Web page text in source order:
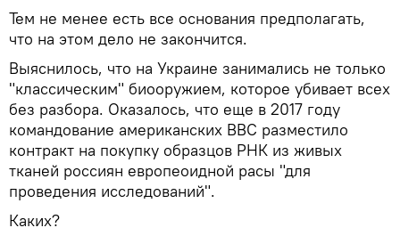
Тем не менее есть все основания предполагать,
что на этом дело не закончится.
Выяснилось, что на Украине занимались не только
"классическим" биооружием, которое убивает всех
без разбора. Оказалось, что еще в 2017 году
командование американских ВВС разместило
контракт на покупку образцов РНК из живых
тканей россиян европеоидной расы "для
проведения исследований".
Каких?